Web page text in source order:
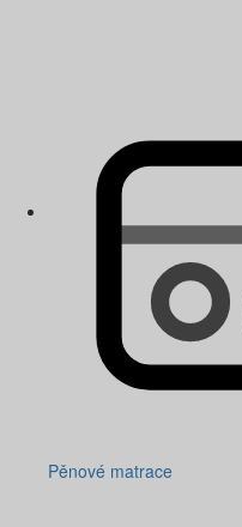
Pěnové matrace